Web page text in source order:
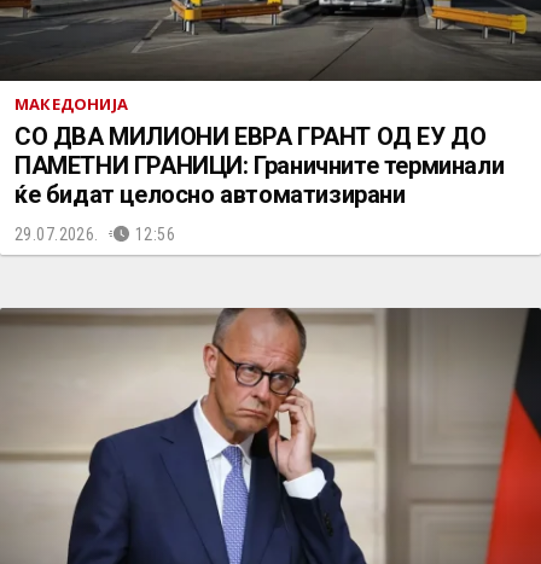
МАКЕДОНИЈА
СО ДВА МИЛИОНИ ЕВРА ГРАНТ ОД ЕУ ДО
ПАМЕТНИ ГРАНИЦИ: Граничните терминали
ќе бидат целосно автоматизирани
29.07.2026. 12:56